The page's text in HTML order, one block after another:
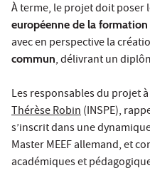
À terme, le projet doit poser
européenne de la formation
avec en perspective la
commun, délivrant un
Les responsables du projet à
Thérèse Robin(INSPE),
s’inscrit dans une
Master MEEF allemand, et
académiques et